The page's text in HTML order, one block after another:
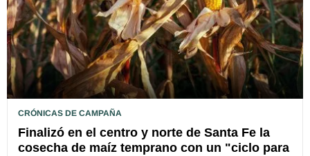
CRÓNICAS DE CAMPAÑA
Finalizó en el centro y norte de Santa Fe la
cosecha de maíz temprano con un "ciclo para